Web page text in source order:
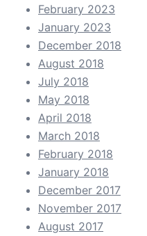
February 2023
January 2023
December 2018
August 2018
July 2018
May 2018
April 2018
March 2018
February 2018
January 2018
December 2017
November 2017
August 2017